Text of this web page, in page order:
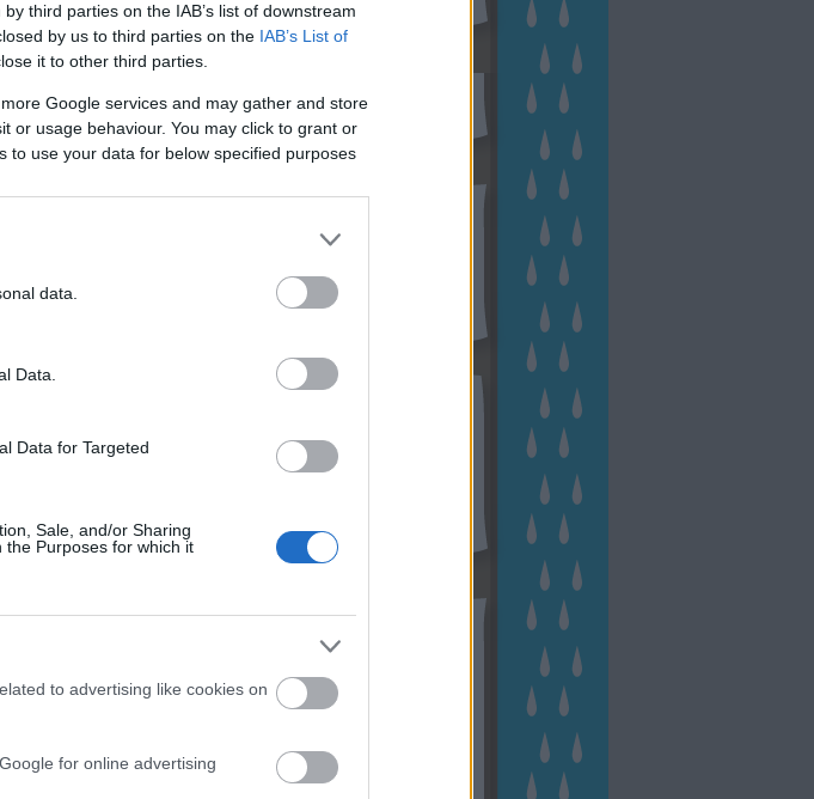
third parties on the IAB’s list of downstream
by us to third parties on the IAB’s List of
it to other third parties.
Google services and may gather and store
or usage behaviour. You may click to grant or
to use your data for below specified purposes
data.
Data.
Data for Targeted
Sale, and/or Sharing
Purposes for which it
to advertising like cookies on
for online advertising
Kertészete
Hírlevél feliratkozás
Archívum
2022 november
2022 szeptember
2022 augusztus
2022 április (
2021 december
2021 október